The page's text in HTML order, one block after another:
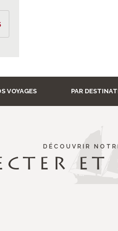
VOYAGES PAR
DÉCOUVRIR
ET